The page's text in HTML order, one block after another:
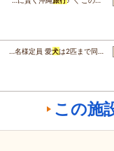
…名様定員 愛犬は2匹まで同…
この施